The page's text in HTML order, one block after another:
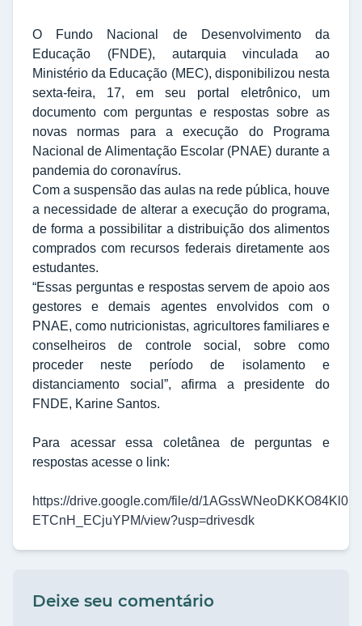
O Fundo Nacional de Desenvolvimento da
Educação (FNDE), autarquia vinculada ao
Ministério da Educação (MEC), disponibilizou nesta
sexta-feira, 17, em seu portal eletrônico, um
documento com perguntas e respostas sobre as
novas normas para a execução do Programa
Nacional de Alimentação Escolar (PNAE) durante a
pandemia do coronavírus.
Com a suspensão das aulas na rede pública, houve
a necessidade de alterar a execução do programa,
de forma a possibilitar a distribuição dos alimentos
comprados com recursos federais diretamente aos
estudantes.
“Essas perguntas e respostas servem de apoio aos
gestores e demais agentes envolvidos com o
PNAE, como nutricionistas, agricultores familiares e
conselheiros de controle social, sobre como
proceder neste período de isolamento e
distanciamento social”, afirma a presidente do
FNDE, Karine Santos.
Para acessar essa coletânea de perguntas e
respostas acesse o link:
https://drive.google.com/file/d/1AGssWNeoDKKO84Kl0b-
ETCnH_ECjuYPM/view?usp=drivesdk
Deixe seu comentário